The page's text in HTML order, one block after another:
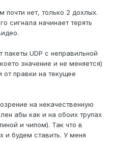
почти нет, только 2 дохлых.
сигнала начинает терять
пакеты UDP с неправильной
значение и не меняется)
правки на текущее
на некачественную
абы как и на обоих трупах
и чипом). Так что в
и будем ставить. У меня